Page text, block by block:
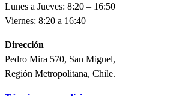
Lunes a Jueves: 8:20 – 16:50
Viernes: 8:20 a 16:40
Dirección
Pedro Mira 570, San Miguel,
Región Metropolitana, Chile.